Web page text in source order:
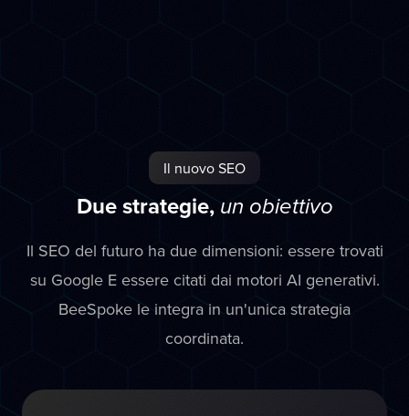
Il nuovo SEO
Due strategie,un obiettivo
Il SEO del futuro ha due dimensioni: essere trovati
su Google E essere citati dai motori AI generativi.
BeeSpoke le integra in un'unica strategia
coordinata.